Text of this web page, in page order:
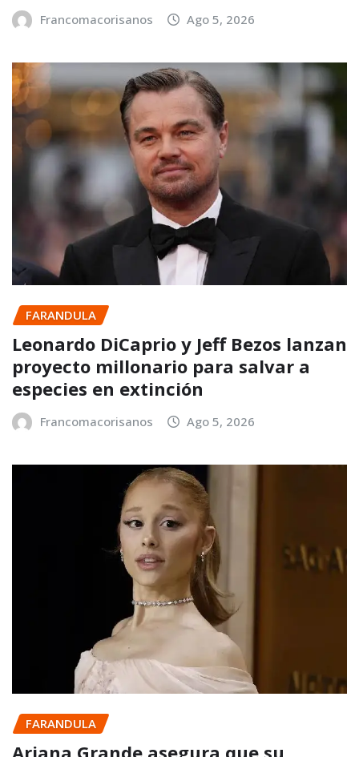
Francomacorisanos Ago 5, 2026
FARANDULA
Leonardo DiCaprio y Jeff Bezos lanzan
proyecto millonario para salvar a
especies en extinción
Francomacorisanos Ago 5, 2026
FARANDULA